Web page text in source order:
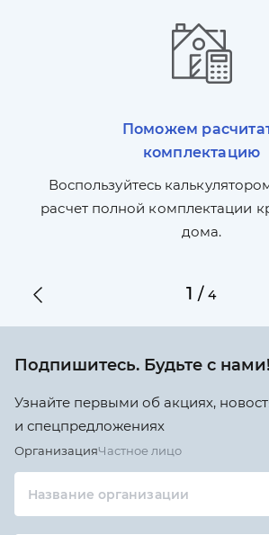
Поможем
комплектацию
Воспользуйтесь
расчет полной комплектации
дома.
1 /4
Подпишитесь. Будьте с нами!
Узнайте первыми об акциях,
и спецпредложениях
ОрганизацияЧастное лицо
Название организации